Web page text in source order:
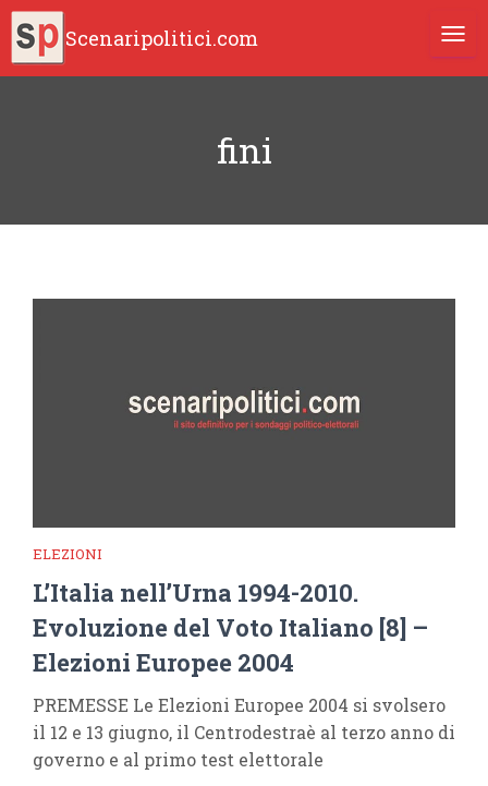
Scenaripolitici.com
fini
ELEZIONI
L’Italia nell’Urna 1994-2010.
Evoluzione del Voto Italiano [8] –
Elezioni Europee 2004
PREMESSE Le Elezioni Europee 2004 si svolsero
il 12 e 13 giugno, il Centrodestraè al terzo anno di
governo e al primo test elettorale